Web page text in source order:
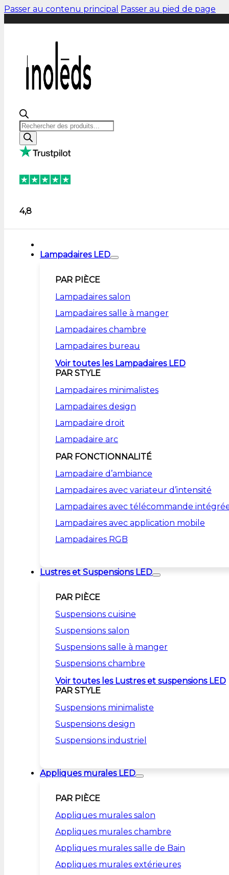
Passer au contenu principal Passer au pied de page
Recherche
de
produits
4,8
Lampadaires LED
PAR PIÈCE
Lampadaires salon
Lampadaires salle à manger
Lampadaires chambre
Lampadaires bureau
Voir toutes les Lampadaires LED
PAR STYLE
Lampadaires minimalistes
Lampadaires design
Lampadaire droit
Lampadaire arc
PAR FONCTIONNALITÉ
Lampadaire d’ambiance
Lampadaires avec variateur d’intensité
Lampadaires avec télécommande
Lampadaires avec application mobile
Lampadaires RGB
Lustres et Suspensions LED
PAR PIÈCE
Suspensions cuisine
Suspensions salon
Suspensions salle à manger
Suspensions chambre
Voir toutes les Lustres et suspensions LED
PAR STYLE
Suspensions minimaliste
Suspensions design
Suspensions industriel
Appliques murales LED
PAR PIÈCE
Appliques murales salon
Appliques murales chambre
Appliques murales salle de Bain
Appliques murales extérieures